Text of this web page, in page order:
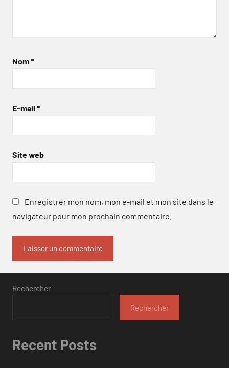
Nom*
E-mail *
Site web
Enregistrer mon nom, mon e-mail et mon site dans le
navigateur pour mon prochain commentaire.
Rechercher
Rechercher
Recent Posts